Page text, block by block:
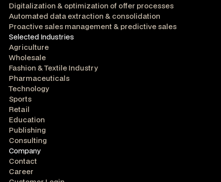
Digitalization & optimization of offer processes
Automated data extraction & consolidation
Proactive sales management & predictive sales
Selected Industries
Agriculture
Wholesale
Fashion & Textile Industry
Pharmaceuticals
Technology
Sports
Retail
Education
Publishing
Consulting
Company
Contact
Career